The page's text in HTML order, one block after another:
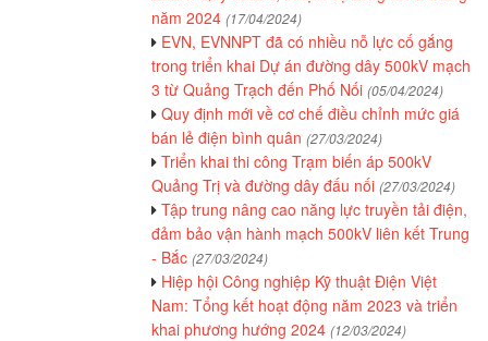
năm 2024 (17/04/2024)
EVN, EVNNPT đã có nhiều nỗ lực cố gắng
trong triển khai Dự án đường dây 500kV mạch
3 từ Quảng Trạch đến Phố Nối (05/04/2024)
Quy định mới về cơ chế điều chỉnh mức giá
bán lẻ điện bình quân (27/03/2024)
Triển khai thi công Trạm biến áp 500kV
Quảng Trị và đường dây đấu nối (27/03/2024)
Tập trung nâng cao năng lực truyền tải điện,
đảm bảo vận hành mạch 500kV liên kết Trung
- Bắc (27/03/2024)
Hiệp hội Công nghiệp Kỹ thuật Điện Việt
Nam: Tổng kết hoạt động năm 2023 và triển
khai phương hướng 2024 (12/03/2024)